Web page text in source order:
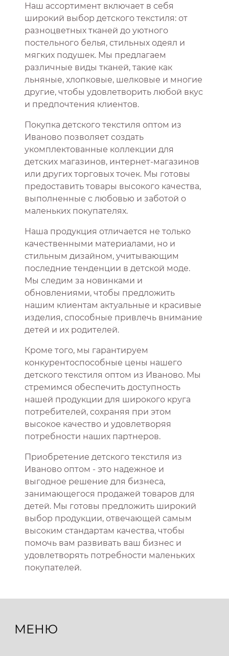
Наш ассортимент включает в себя
широкий выбор детского текстиля: от
разноцветных тканей до уютного
постельного белья, стильных одеял и
мягких подушек. Мы предлагаем
различные виды тканей, такие как
льняные, хлопковые, шелковые и многие
другие, чтобы удовлетворить любой вкус
и предпочтения клиентов.
Покупка детского текстиля оптом из
Иваново позволяет создать
укомплектованные коллекции для
детских магазинов, интернет-магазинов
или других торговых точек. Мы готовы
предоставить товары высокого качества,
выполненные с любовью и заботой о
маленьких покупателях.
Наша продукция отличается не только
качественными материалами, но и
стильным дизайном, учитывающим
последние тенденции в детской моде.
Мы следим за новинками и
обновлениями, чтобы предложить
нашим клиентам актуальные и красивые
изделия, способные привлечь внимание
детей и их родителей.
Кроме того, мы гарантируем
конкурентоспособные цены нашего
детского текстиля оптом из Иваново. Мы
стремимся обеспечить доступность
нашей продукции для широкого круга
потребителей, сохраняя при этом
высокое качество и удовлетворяя
потребности наших партнеров.
Приобретение детского текстиля из
Иваново оптом - это надежное и
выгодное решение для бизнеса,
занимающегося продажей товаров для
детей. Мы готовы предложить широкий
выбор продукции, отвечающей самым
высоким стандартам качества, чтобы
помочь вам развивать ваш бизнес и
удовлетворять потребности маленьких
покупателей.
МЕНЮ